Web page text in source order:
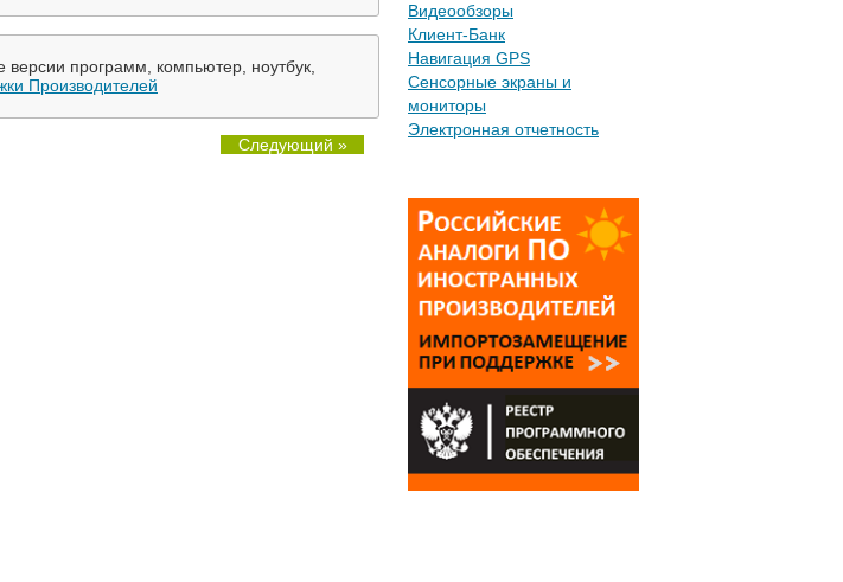
программ, компьютер, ноутбук,
Производителей
Следующий »
Видеообзоры
Клиент-Банк
Навигация GPS
Сенсорные экраны и
мониторы
Электронная отчетность